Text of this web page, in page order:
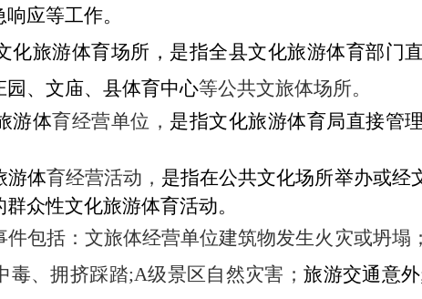
应等工作。
化旅游体育场所，是指全县文化旅游体育部门
园、文庙、 县体育中心等公共文旅体场所。
游体育经营单位， 是指文化旅游体育局直接管
游体育经营活动， 是指在公共文化场所举办或经
众性文化旅游体育活动。
件包括：文旅体经营单位建筑物发生火灾或坍塌
毒、拥挤踩踏;A级景区自然灾害 ； 旅游交通意外